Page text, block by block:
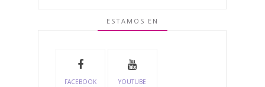
ESTAMOS EN
FACEBOOK YOUTUBE